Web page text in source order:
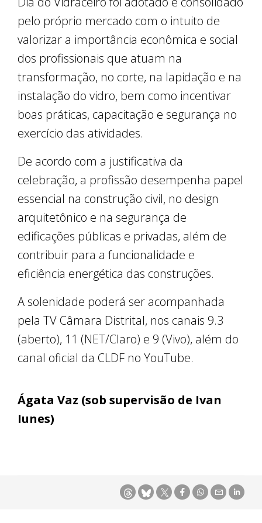
pelo próprio mercado com o intuito de
valorizar a importância econômica e social
dos profissionais que atuam na
transformação, no corte, na lapidação e na
instalação do vidro, bem como incentivar
boas práticas, capacitação e segurança no
exercício das atividades.
De acordo com a justificativa da
celebração, a profissão desempenha papel
essencial na construção civil, no design
arquitetônico e na segurança de
edificações públicas e privadas, além de
contribuir para a funcionalidade e
eficiência energética das construções.
A solenidade poderá ser acompanhada
pela TV Câmara Distrital, nos canais 9.3
(aberto), 11 (NET/Claro) e 9 (Vivo), além do
canal oficial da CLDF no YouTube.
Ágata Vaz (sob supervisão de Ivan
Iunes)